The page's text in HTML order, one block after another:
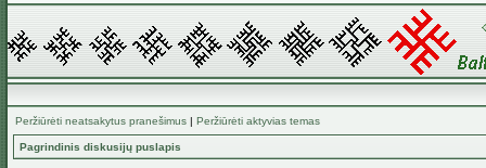
Peržiūrėti neatsakytus pranešimus | Peržiūrėti aktyvias temas
Pagrindinis diskusijų puslapis